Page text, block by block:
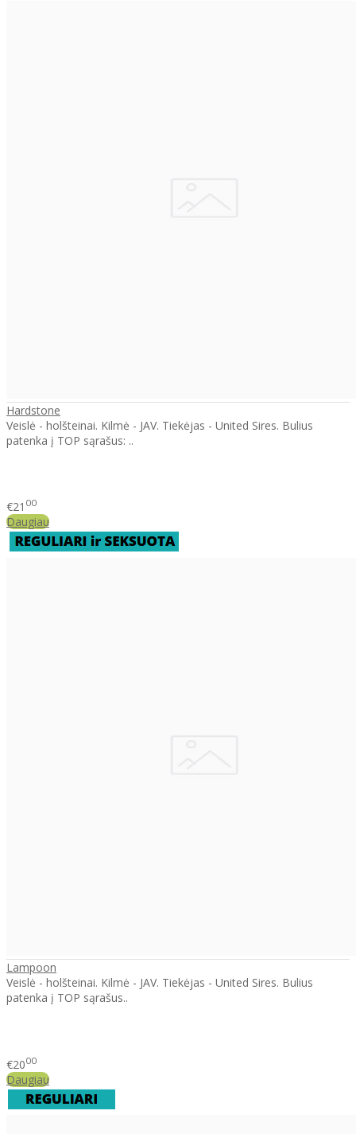
Hardstone
Veislė - holšteinai. Kilmė - JAV. Tiekėjas - United Sires. Bulius
patenka į TOP sąrašus: ..
€21 00
Daugiau
Lampoon
Veislė - holšteinai. Kilmė - JAV. Tiekėjas - United Sires. Bulius
patenka į TOP sąrašus..
€2000
Daugiau